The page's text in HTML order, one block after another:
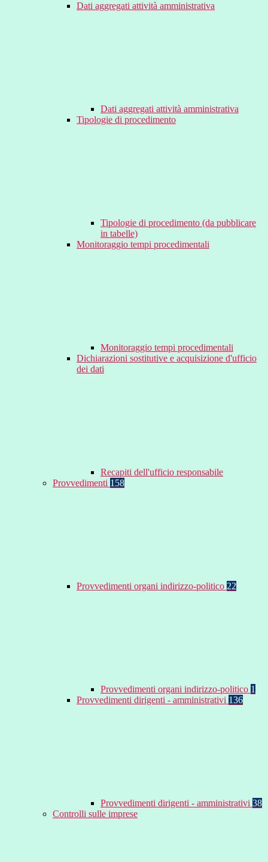
Dati aggregati attività amministrativa
Dati aggregati attività amministrativa
Tipologie di procedimento
Tipologie di procedimento (da pubblicare
in tabelle)
Monitoraggio tempi procedimentali
Monitoraggio tempi procedimentali
Dichiarazioni sostitutive e acquisizione d'ufficio
dei dati
Recapiti dell'ufficio responsabile
Provvedimenti 158
Provvedimenti organi indirizzo-politico 22
Provvedimenti organi indirizzo-politico 1
Provvedimenti dirigenti - amministrativi 136
Provvedimenti dirigenti - amministrativi 38
Controlli sulle imprese